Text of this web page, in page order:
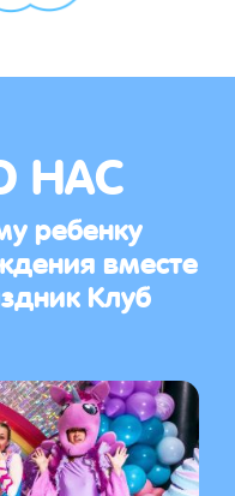
НАС
ребенку
вместе
Клуб